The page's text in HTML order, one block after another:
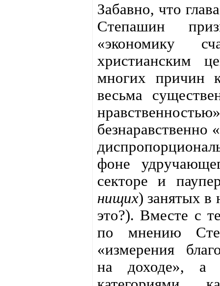
Забавно, что
Степашин
«экономику
христианским
многих причин
весьма
безнаравственно
фоне
секторе и
нищих) занятых в
это?). Вместе с
по мнению
«измерения
на доходе», а